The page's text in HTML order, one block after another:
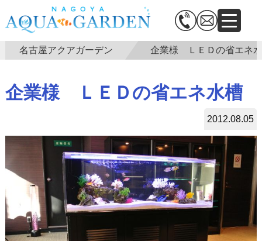
名古屋アクアガーデン 企業様 ＬＥＤの省エネ
企業様 ＬＥＤの省エネ水槽
2012.08.05